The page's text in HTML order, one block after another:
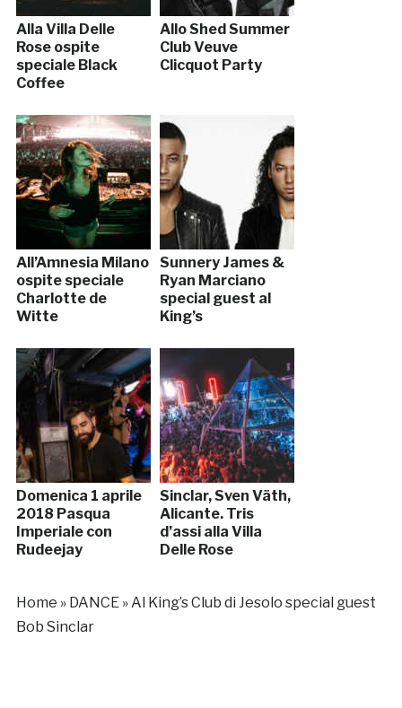
Alla Villa Delle
Rose ospite
speciale Black
Coffee
Allo Shed Summer
Club Veuve
Clicquot Party
All’Amnesia Milano
ospite speciale
Charlotte de
Witte
Sunnery James &
Ryan Marciano
special guest al
King’s
Domenica 1 aprile
2018 Pasqua
Imperiale con
Rudeejay
Sinclar, Sven Väth,
Alicante. Tris
d’assi alla Villa
Delle Rose
Home » DANCE»Al King’s Club di Jesolo special guest
Bob Sinclar